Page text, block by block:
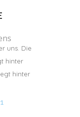
uns. Die
hinter
hinter